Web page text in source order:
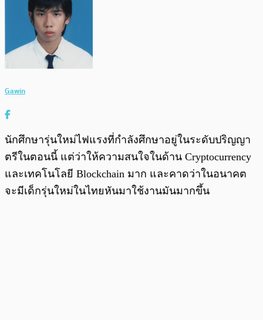
Gawin
นักศึกษารุ่นใหม่ไฟแรงที่กำลังศึกษาอยู่ในระดับปริญญา
ตรีในตอนนี้ แต่ว่าให้ความสนใจในด้าน Cryptocurrency
และเทคโนโลยี Blockchain มาก และคาดว่าในอนาคต
จะมีเด็กรุ่นใหม่ในไทยหันมาใช้งานมันมากขึ้น